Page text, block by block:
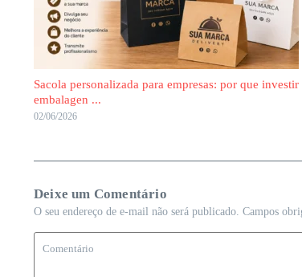
Sacola personalizada para empresas: por que investir
embalagen ...
02/06/2026
Deixe um Comentário
O seu endereço de e-mail não será publicado. Campos